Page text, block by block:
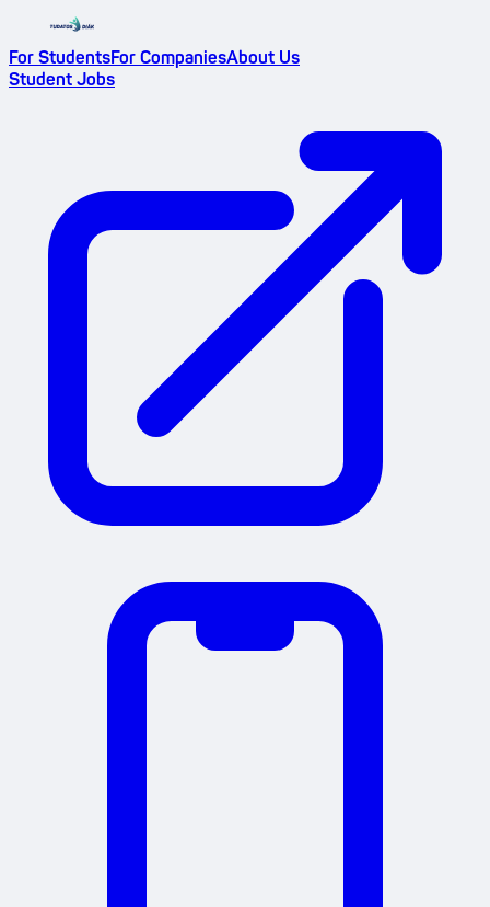
For StudentsFor CompaniesAbout Us
Student Jobs